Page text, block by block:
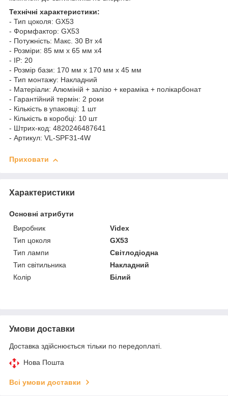
Технічні характеристики:
- Тип цоколя: GX53
- Формфактор: GX53
- Потужність: Макс. 30 Вт x4
- Розміри: 85 мм х 65 мм x4
- IP: 20
- Розмір бази: 170 мм х 170 мм х 45 мм
- Тип монтажу: Накладний
- Матеріали: Алюміній + залізо + кераміка + полікарбонат
- Гарантійний термін: 2 роки
- Кількість в упаковці: 1 шт
- Кількість в коробці: 10 шт
- Штрих-код: 4820246487641
- Артикул: VL-SPF31-4W
Приховати
Характеристики
Основні атрибути
Виробник
Videx
Тип цоколя
GX53
Тип лампи
Світлодіодна
Тип світильника
Накладний
Колір
Білий
Умови доставки
Доставка здійснюється тільки по передоплаті.
Нова Пошта
Всі умови доставки